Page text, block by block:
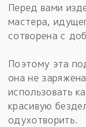
Перед вами
мастера,
сотворена с
Поэтому эта
она не
использовать
красивую
одухотворить.